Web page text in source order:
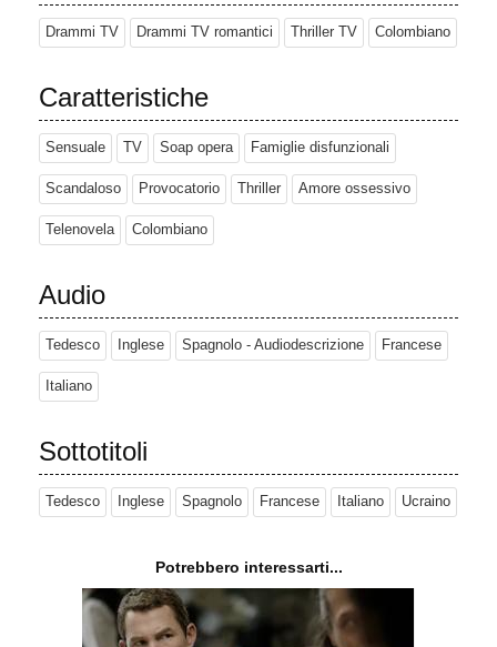
Drammi TV Drammi TV romantici Thriller TV Colombiano
Caratteristiche
Sensuale TV Soap opera Famiglie disfunzionali
Scandaloso Provocatorio Thriller Amore ossessivo
Telenovela Colombiano
Audio
Tedesco Inglese Spagnolo - Audiodescrizione Francese
Italiano
Sottotitoli
Tedesco Inglese Spagnolo Francese Italiano Ucraino
Potrebbero interessarti...